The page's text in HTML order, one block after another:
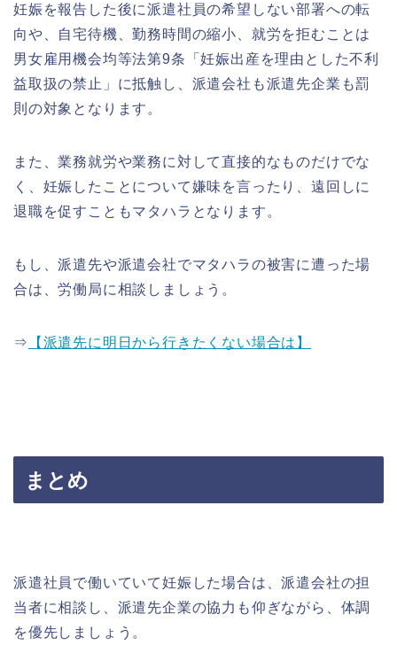
妊娠を報告した後に派遣社員の希望しない部署への転
向や、自宅待機、勤務時間の縮小、就労を拒むことは
男女雇用機会均等法第9条「妊娠出産を理由とした不利
益取扱の禁止」に抵触し、派遣会社も派遣先企業も罰
則の対象となります。
また、業務就労や業務に対して直接的なものだけでな
く、妊娠したことについて嫌味を言ったり、遠回しに
退職を促すこともマタハラとなります。
もし、派遣先や派遣会社でマタハラの被害に遭った場
合は、労働局に相談しましょう。
⇒ 【派遣先に明日から行きたくない場合は】
まとめ
派遣社員で働いていて妊娠した場合は、派遣会社の担
当者に相談し、派遣先企業の協力も仰ぎながら、体調
を優先しましょう。